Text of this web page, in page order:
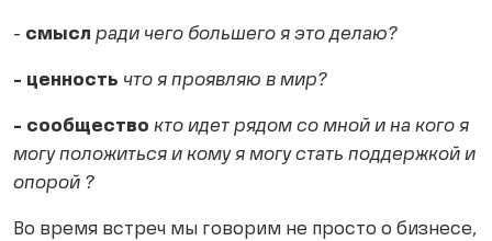
- смысл ради чего большего я это делаю?
- ценность что я проявляю в мир?
- сообщество кто идет рядом со мной и на кого я
могу положиться и кому я могу стать поддержкой и
опорой ?
Во время встреч мы говорим не просто о бизнесе,